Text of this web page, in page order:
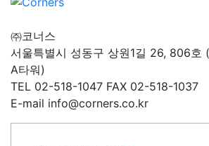
㈜코너스
서울특별시 성동구 상원1길 26, 806호
A타워)
TEL 02-518-1047 FAX 02-518-1037
E-mail info@corners.co.kr